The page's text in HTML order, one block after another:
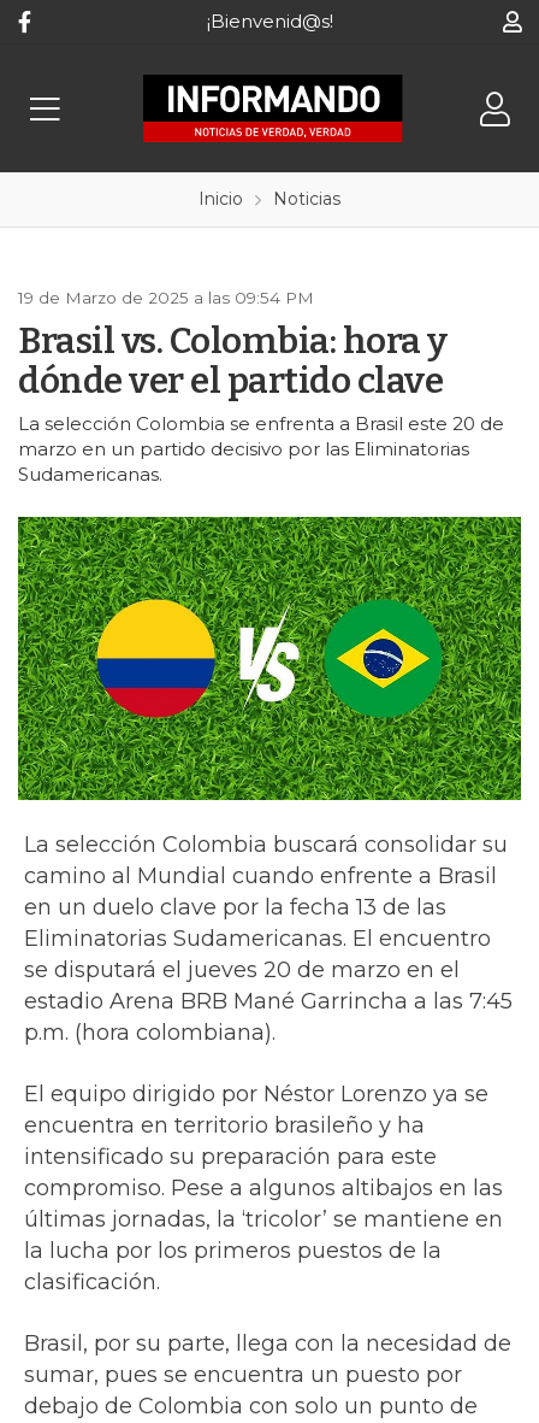
¡Bienvenid@s!
Inicio Noticias
19 de Marzo de 2025 a las 09:54 PM
Brasil vs. Colombia: hora y
dónde ver el partido clave
La selección Colombia se enfrenta a Brasil este 20 de
marzo en un partido decisivo por las Eliminatorias
Sudamericanas.
La selección Colombia buscará consolidar su
camino al Mundial cuando enfrente a Brasil
en un duelo clave por la fecha 13 de las
Eliminatorias Sudamericanas. El encuentro
se disputará el jueves 20 de marzo en el
estadio Arena BRB Mané Garrincha a las 7:45
p.m. (hora colombiana).
El equipo dirigido por Néstor Lorenzo ya se
encuentra en territorio brasileño y ha
intensificado su preparación para este
compromiso. Pese a algunos altibajos en las
últimas jornadas, la ‘tricolor’ se mantiene en
la lucha por los primeros puestos de la
clasificación.
Brasil, por su parte, llega con la necesidad de
sumar, pues se encuentra un puesto por
debajo de Colombia con solo un punto de